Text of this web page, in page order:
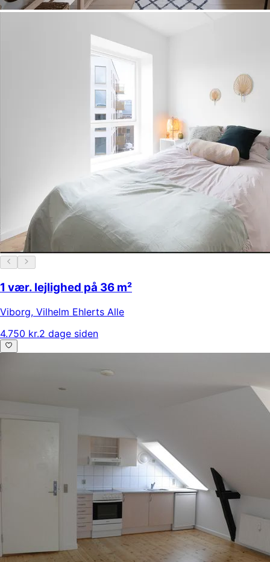
1 vær. lejlighed på 36 m²
Viborg, Vilhelm Ehlerts Alle
4.750 kr.2 dage siden